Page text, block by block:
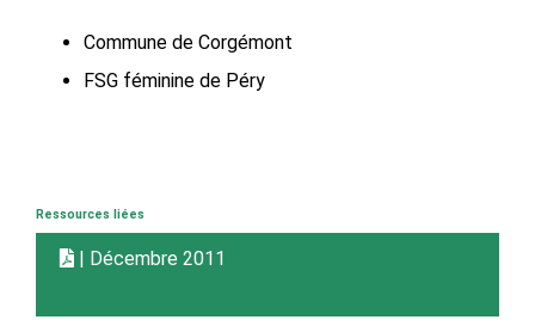
Commune de Corgémont
FSG féminine de Péry
Ressources liées
| Décembre 2011